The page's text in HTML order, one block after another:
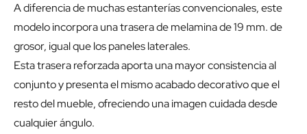
A diferencia de muchas estanterías convencionales, este
modelo incorpora una trasera de melamina de 19 mm. de
grosor, igual que los paneles laterales.
Esta trasera reforzada aporta una mayor consistencia al
conjunto y presenta el mismo acabado decorativo que el
resto del mueble, ofreciendo una imagen cuidada desde
cualquier ángulo.